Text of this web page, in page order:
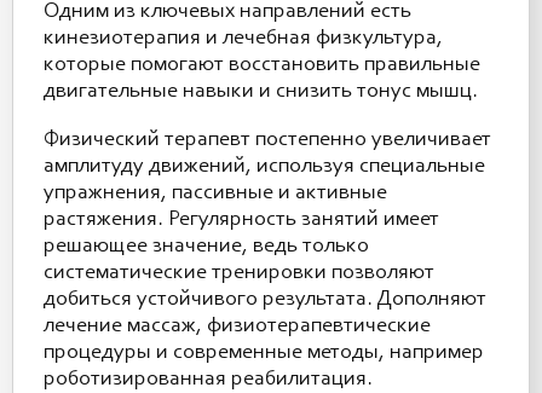
Одним из ключевых направлений есть
кинезиотерапия и лечебная физкультура,
которые помогают восстановить правильные
двигательные навыки и снизить тонус мышц.
Физический терапевт постепенно увеличивает
амплитуду движений, используя специальные
упражнения, пассивные и активные
растяжения. Регулярность занятий имеет
решающее значение, ведь только
систематические тренировки позволяют
добиться устойчивого результата. Дополняют
лечение массаж, физиотерапевтические
процедуры и современные методы, например
роботизированная реабилитация.